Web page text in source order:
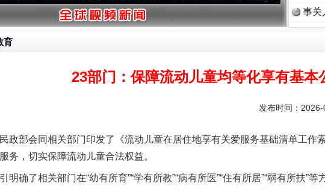
事关
育
23部门：保障流动儿童均等化享有基本
发布时间：
部会同相关部门印发了《流动儿童在居住地享有关爱服务基础清单工作
务，切实保障流动儿童合法权益。
确了相关部门在“幼有所育”“学有所教”“病有所医”“住有所居”“弱有所扶”
“牛蛙产品抗生素超标问题”
千年窑火 生生不息